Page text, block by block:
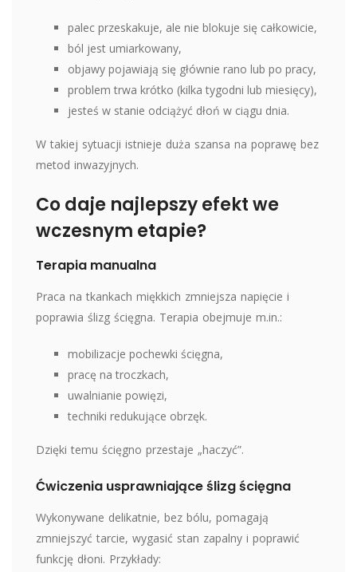
palec przeskakuje, ale nie blokuje się całkowicie,
ból jest umiarkowany,
objawy pojawiają się głównie rano lub po pracy,
problem trwa krótko (kilka tygodni lub miesięcy),
jesteś w stanie odciążyć dłoń w ciągu dnia.
W takiej sytuacji istnieje duża szansa na poprawę bez
metod inwazyjnych.
Co daje najlepszy efekt we
wczesnym etapie?
Terapia manualna
Praca na tkankach miękkich zmniejsza napięcie i
poprawia ślizg ścięgna. Terapia obejmuje m.in.:
mobilizacje pochewki ścięgna,
pracę na troczkach,
uwalnianie powięzi,
techniki redukujące obrzęk.
Dzięki temu ścięgno przestaje „haczyć”.
Ćwiczenia usprawniające ślizg ścięgna
Wykonywane delikatnie, bez bólu, pomagają
zmniejszyć tarcie, wygasić stan zapalny i poprawić
funkcję dłoni. Przykłady: